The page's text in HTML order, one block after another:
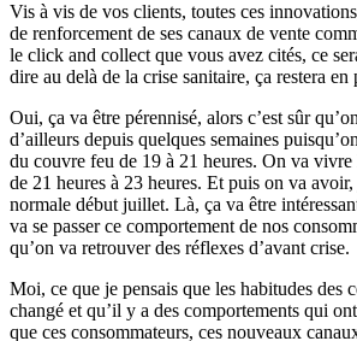
Vis à vis de vos clients, toutes ces
de renforcement de ses canaux de vente
le click and collect que vous avez cités, ce
dire au delà de la crise sanitaire, ça restera en
Oui, ça va être pérennisé, alors c’est sûr
d’ailleurs depuis quelques semaines
du couvre feu de 19 à 21 heures. On va
de 21 heures à 23 heures. Et puis on va avoir,
normale début juillet. Là, ça va être
va se passer ce comportement de nos
qu’on va retrouver des réflexes d’avant crise.
Moi, ce que je pensais que les habitudes des
changé et qu’il y a des comportements qui
que ces consommateurs, ces nouveaux